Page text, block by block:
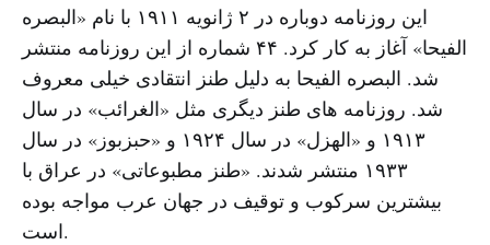
این روزنامه دوباره در ۲ ژانویه ۱۹۱۱ با نام «البصره
الفیحا» آغاز به کار کرد. ۴۴ شماره از این روزنامه منتشر
شد. البصره الفیحا به دلیل طنز انتقادی خیلی معروف
شد. روزنامه های طنز دیگری مثل «الغرائب» در سال
۱۹۱۳ و «الهزل» در سال ۱۹۲۴ و «حبزبوز» در سال
۱۹۳۳ منتشر شدند. «طنز مطبوعاتی» در عراق با
بیشترین سرکوب و توقیف در جهان عرب مواجه بوده
است.